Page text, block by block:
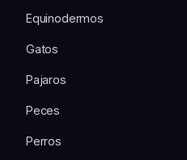
Equinodermos
Gatos
Pajaros
Peces
Perros